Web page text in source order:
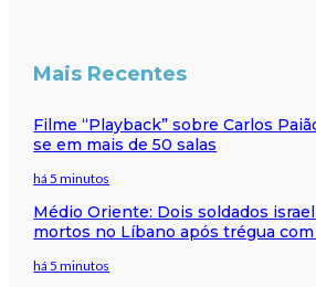
Mais Recentes
Filme “Playback” sobre Carlos
se em mais de 50 salas
há 5 minutos
Médio Oriente: Dois soldados
mortos no Líbano após trégua
há 5 minutos